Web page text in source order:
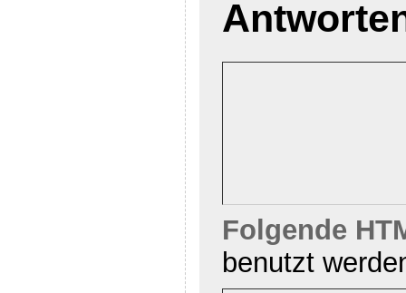
Folgende
benutzt